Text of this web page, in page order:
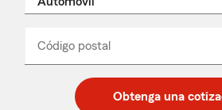
desplegable
Código postal
de
de
_____
Obtenga una